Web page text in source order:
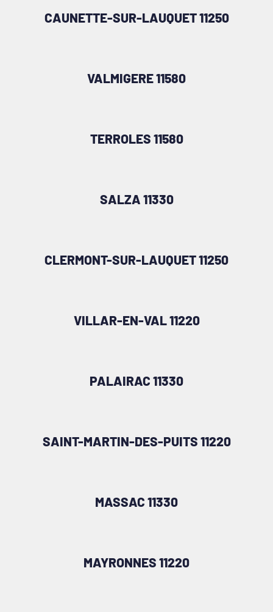
CAUNETTE-SUR-LAUQUET 11250
VALMIGERE 11580
TERROLES 11580
SALZA 11330
CLERMONT-SUR-LAUQUET 11250
VILLAR-EN-VAL 11220
PALAIRAC 11330
SAINT-MARTIN-DES-PUITS 11220
MASSAC 11330
MAYRONNES 11220